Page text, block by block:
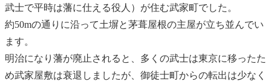
武士で平時は藩に仕える役人）が住む武家町でした。
約50mの通りに沿って土塀と茅葺屋根の主屋が立ち並んでい
ます。
明治になり藩が廃止されると、多くの武士は東京に移ったた
め武家屋敷は衰退しましたが、御徒士町からの転出は少なく